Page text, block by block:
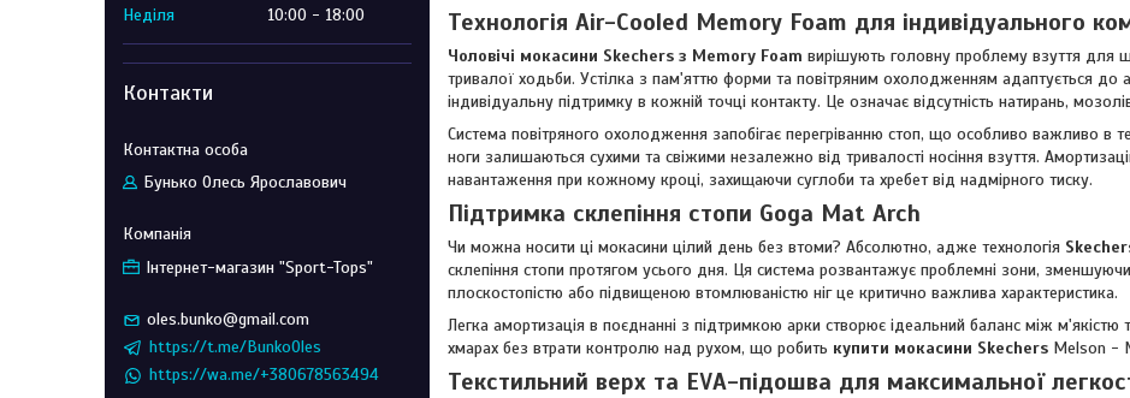
Технологія Air-Cooled Memory Foam для індивідуального
Чоловічі мокасини Skechers з Memory Foam вирішують головну проблему взуття для
тривалої ходьби. Устілка з пам'яттю форми та повітряним охолодженням адаптується до
індивідуальну підтримку в кожній точці контакту. Це означає відсутність натирань,
Система повітряного охолодження запобігає перегріванню стоп, що особливо важливо в
ноги залишаються сухими та свіжими незалежно від тривалості носіння взуття.
навантаження при кожному кроці, захищаючи суглоби та хребет від надмірного тиску.
Підтримка склепіння стопи Goga Mat Arch
Чи можна носити ці мокасини цілий день без втоми? Абсолютно, адже технологія
склепіння стопи протягом усього дня. Ця система розвантажує проблемні зони,
плоскостопістю або підвищеною втомлюваністю ніг це критично важлива характеристика.
Легка амортизація в поєднанні з підтримкою арки створює ідеальний баланс між м'якістю
хмарах без втрати контролю над рухом, що робить купити мокасини Skechers Melson -
Текстильний верх та EVA-підошва для максимальної
Неділя
10:00 18:00
Контакти
Бунько Олесь Ярославович
Інтернет-магазин "Sport-Tops"
oles.bunko@gmail.com
https://t.me/BunkoOles
https://wa.me/+380678563494